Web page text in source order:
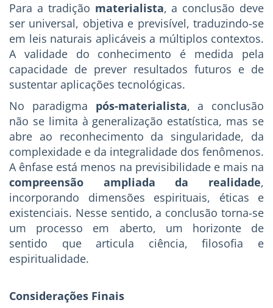
Para a tradição materialista, a conclusão deve
ser universal, objetiva e previsível, traduzindo-se
em leis naturais aplicáveis a múltiplos contextos.
A validade do conhecimento é medida pela
capacidade de prever resultados futuros e de
sustentar aplicações tecnológicas.
No paradigma pós-materialista, a conclusão
não se limita à generalização estatística, mas se
abre ao reconhecimento da singularidade, da
complexidade e da integralidade dos fenômenos.
A ênfase está menos na previsibilidade e mais na
compreensão ampliada da realidade,
incorporando dimensões espirituais, éticas e
existenciais. Nesse sentido, a conclusão torna-se
um processo em aberto, um horizonte de
sentido que articula ciência, filosofia e
espiritualidade.
Considerações Finais